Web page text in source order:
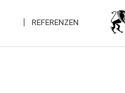
REFERENZEN